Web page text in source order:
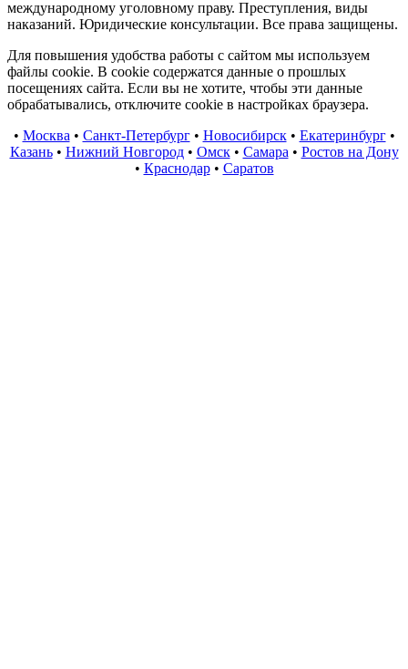
международному уголовному праву. Преступления, виды
наказаний. Юридические консультации. Все права защищены.
Для повышения удобства работы с сайтом мы используем
файлы cookie. В cookie содержатся данные о прошлых
посещениях сайта. Если вы не хотите, чтобы эти данные
обрабатывались, отключите cookie в настройках браузера.
• Москва • Санкт-Петербург• Новосибирск• Екатеринбург•
Казань• Нижний Новгород• Омск• Самара • Ростов на Дону
• Краснодар• Саратов